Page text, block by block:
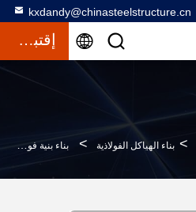
kxdandy@chinasteelstructure.cn
إقتباس
> بناء الهياكل الفولاذية > بناء بنية فولاذية حديثة Q235 Q355 مخصصة مع سقف لوحة ساندوتش